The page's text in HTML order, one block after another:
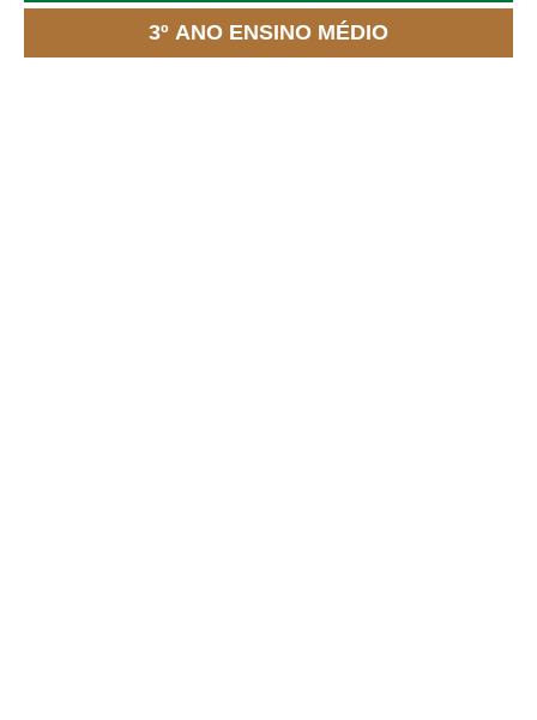
3º ANO ENSINO MÉDIO